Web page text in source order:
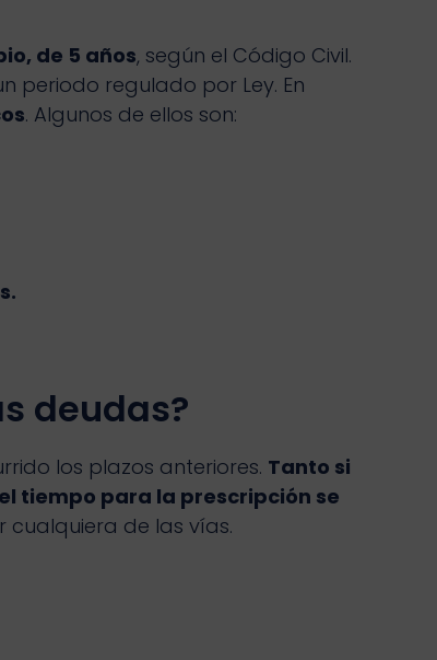
de 5 años, según el Código Civil.
periodo regulado por Ley. En
. Algunos de ellos son:
deudas?
los plazos anteriores. Tanto si
tiempo para la prescripción se
de las vías.